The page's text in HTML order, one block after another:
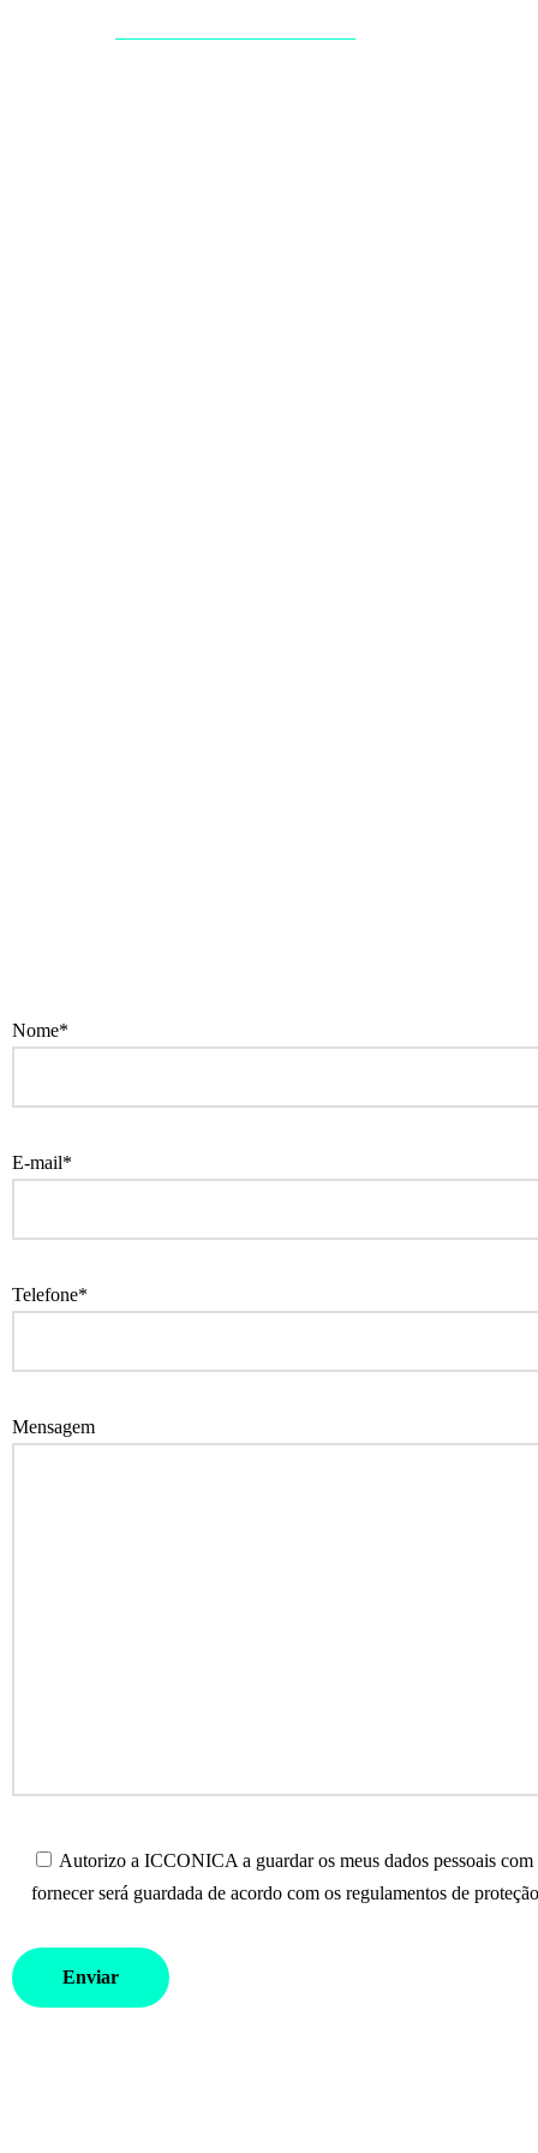
Agenciamento Produção
Nome*
E-mail*
Telefone*
Mensagem
Autorizo a ICCONICA a guardar os meus dados pessoais
fornecer será guardada de acordo com os regulamentos de